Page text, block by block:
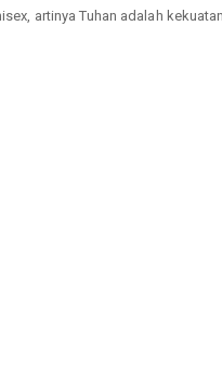
artinya Tuhan adalah